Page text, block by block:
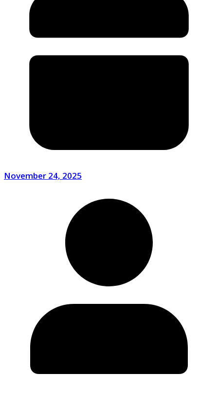
November 24, 2025